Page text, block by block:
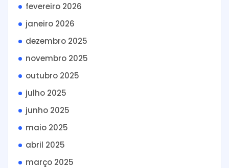
fevereiro 2026
janeiro 2026
dezembro 2025
novembro 2025
outubro 2025
julho 2025
junho 2025
maio 2025
abril 2025
março 2025